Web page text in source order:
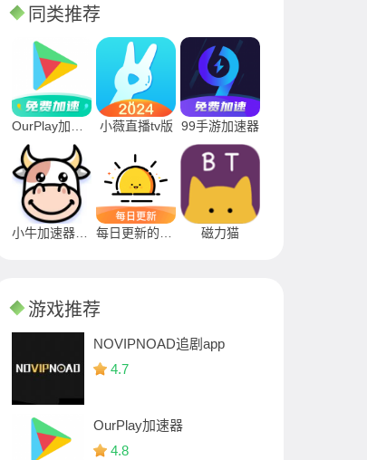
同类推荐
小薇直播tv版 99手游加速器
磁力猫
游戏推荐
NOVIPNOAD追剧app
4.7
OurPlay加速器
4.8